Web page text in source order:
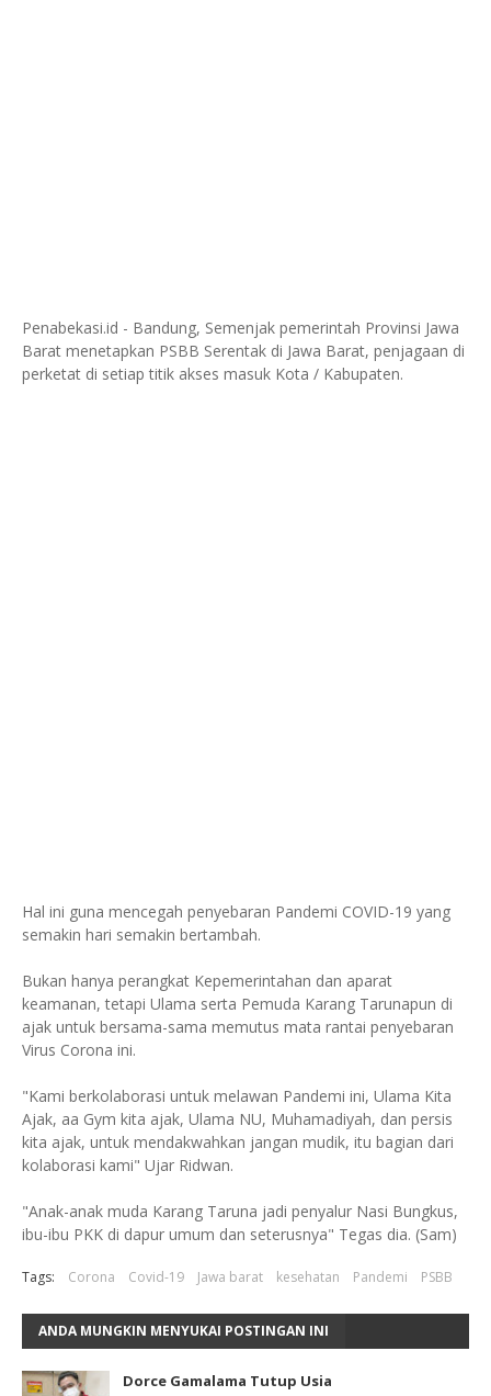
Penabekasi.id - Bandung, Semenjak pemerintah Provinsi Jawa
Barat menetapkan PSBB Serentak di Jawa Barat, penjagaan di
perketat di setiap titik akses masuk Kota / Kabupaten.
Hal ini guna mencegah penyebaran Pandemi COVID-19 yang
semakin hari semakin bertambah.
Bukan hanya perangkat Kepemerintahan dan aparat
keamanan, tetapi Ulama serta Pemuda Karang Tarunapun di
ajak untuk bersama-sama memutus mata rantai penyebaran
Virus Corona ini.
"Kami berkolaborasi untuk melawan Pandemi ini, Ulama Kita
Ajak, aa Gym kita ajak, Ulama NU, Muhamadiyah, dan persis
kita ajak, untuk mendakwahkan jangan mudik, itu bagian dari
kolaborasi kami" Ujar Ridwan.
"Anak-anak muda Karang Taruna jadi penyalur Nasi Bungkus,
ibu-ibu PKK di dapur umum dan seterusnya" Tegas dia. (Sam)
Tags: Corona Covid-19 Jawa barat kesehatan Pandemi PSBB
ANDA MUNGKIN MENYUKAI POSTINGAN INI
Dorce Gamalama Tutup Usia